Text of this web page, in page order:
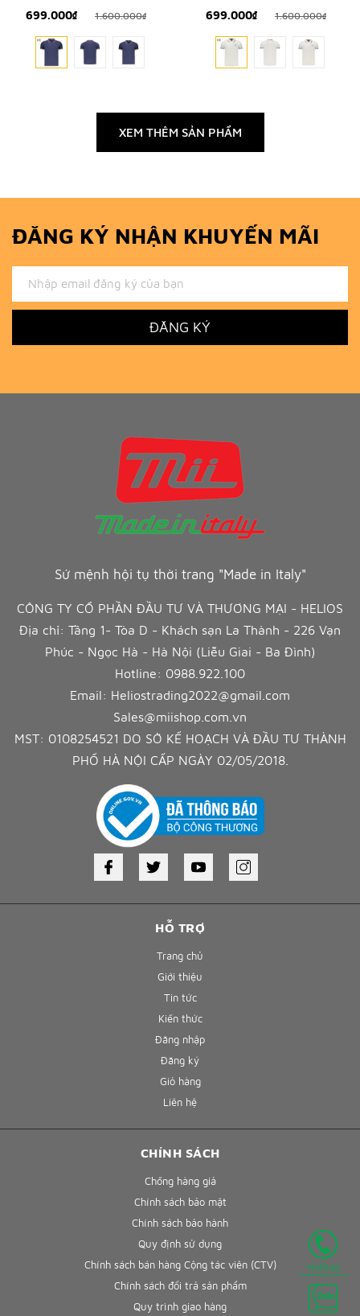
699.000₫
1.600.000₫
699.000₫
1.600.000₫
XEM THÊM SẢN PHẨM
Hotline
ĐĂNG KÝ NHẬN KHUYẾN MÃI
ĐĂNG KÝ
HỖ TRỢ
Trang chủ
Giới thiệu
Tin tức
Kiến thức
Đăng nhập
Đăng ký
Giỏ hàng
Liên hệ
Sứ mệnh hội tụ thời trang "Made in Italy"
CÔNG TY CỔ PHẦN ĐẦU TƯ VÀ THƯƠNG MẠI - HELIOS
Địa chỉ: Tầng 1- Tòa D - Khách sạn La Thành - 226 Vạn
Phúc - Ngọc Hà - Hà Nội (Liễu Giai - Ba Đình)
Hotline: 0988.922.100
Email: Heliostrading2022@gmail.com
Sales@miishop.com.vn
MST: 0108254521 DO SỞ KẾ HOẠCH VÀ ĐẦU TƯ THÀNH
PHỐ HÀ NỘI CẤP NGÀY 02/05/2018.
CHÍNH SÁCH
Chống hàng giả
Chính sách bảo mật
Chính sách bảo hành
Quy định sử dụng
Chính sách bán hàng Cộng tác viên (CTV)
Chính sách đổi trả sản phẩm
Quy trình giao hàng